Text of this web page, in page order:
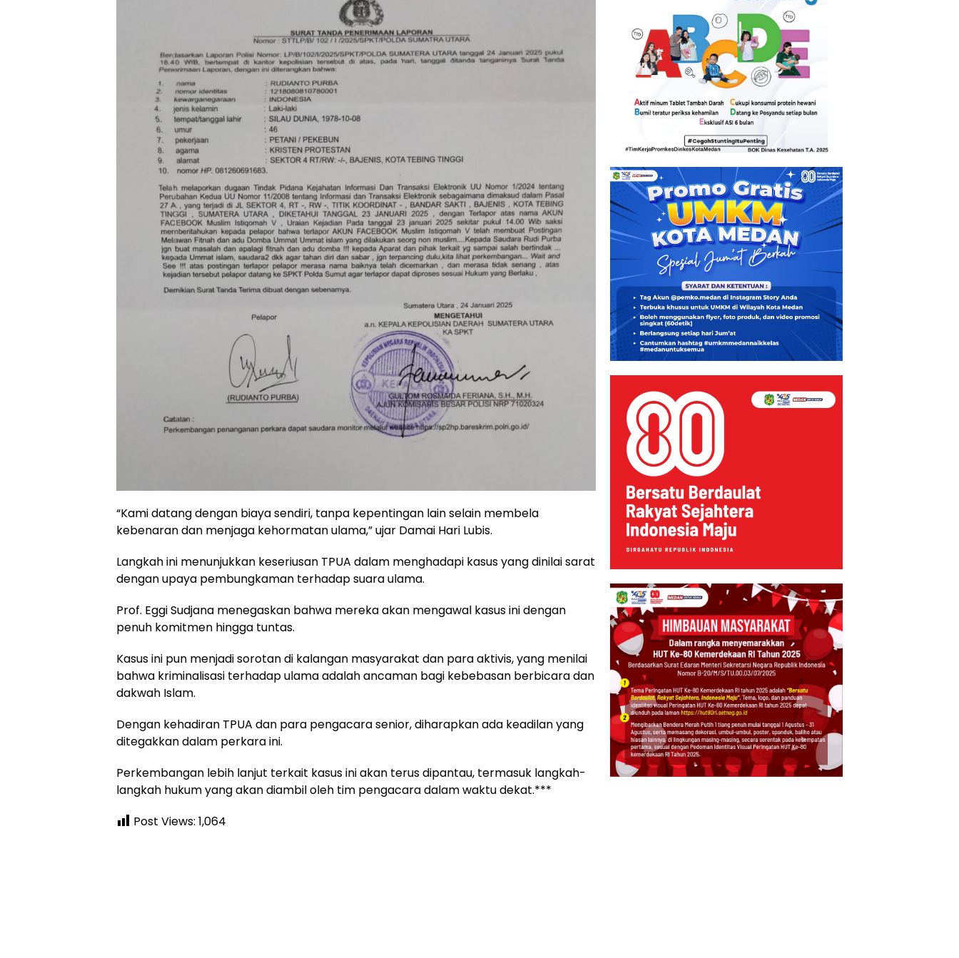
“Kami datang dengan biaya sendiri, tanpa kepentingan lain selain membela
kebenaran dan menjaga kehormatan ulama,” ujar Damai Hari Lubis.
Langkah ini menunjukkan keseriusan TPUA dalam menghadapi kasus yang dinilai sarat
dengan upaya pembungkaman terhadap suara ulama.
Prof. Eggi Sudjana menegaskan bahwa mereka akan mengawal kasus ini dengan
penuh komitmen hingga tuntas.
Kasus ini pun menjadi sorotan di kalangan masyarakat dan para aktivis, yang menilai
bahwa kriminalisasi terhadap ulama adalah ancaman bagi kebebasan berbicara dan
dakwah Islam.
Dengan kehadiran TPUA dan para pengacara senior, diharapkan ada keadilan yang
ditegakkan dalam perkara ini.
Perkembangan lebih lanjut terkait kasus ini akan terus dipantau, termasuk langkah-
langkah hukum yang akan diambil oleh tim pengacara dalam waktu dekat.***
Post Views: 1,064